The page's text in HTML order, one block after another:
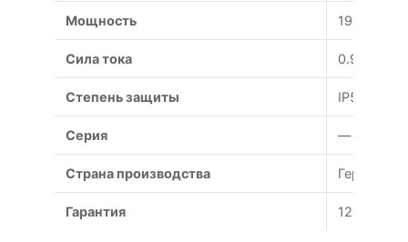
Мощность 190 Вт
Сила тока 0.9 А
Степень защиты IP54
Серия —
Страна производства Германия
Гарантия 12